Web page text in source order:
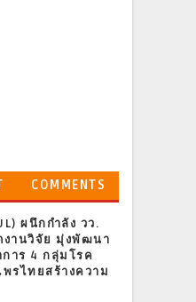
COMMENTS
ผนึกกำลัง วว.
งานวิจัย มุ่งพัฒนา
าร 4 กลุ่มโรค
รไทยสร้างความ